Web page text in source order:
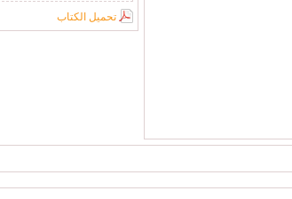
تحميل الكتاب